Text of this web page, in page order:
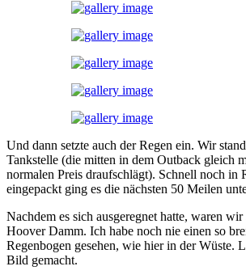
Und dann setzte auch der Regen ein. Wir
Tankstelle (die mitten in dem Outback gleich
normalen Preis draufschlägt). Schnell noch in
eingepackt ging es die nächsten 50 Meilen
Nachdem es sich ausgeregnet hatte, waren wir
Hoover Damm. Ich habe noch nie einen so
Regenbogen gesehen, wie hier in der Wüste.
Bild gemacht.